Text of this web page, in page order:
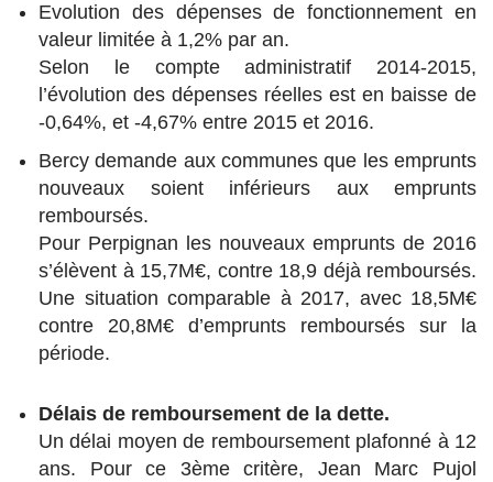
Evolution des dépenses de fonctionnement en
valeur limitée à 1,2% par an.
Selon le compte administratif 2014-2015,
l’évolution des dépenses réelles est en baisse de
-0,64%, et -4,67% entre 2015 et 2016.
Bercy demande aux communes que les emprunts
nouveaux soient inférieurs aux emprunts
remboursés.
Pour Perpignan les nouveaux emprunts de 2016
s’élèvent à 15,7M€, contre 18,9 déjà remboursés.
Une situation comparable à 2017, avec 18,5M€
contre 20,8M€ d’emprunts remboursés sur la
période.
Délais de remboursement de la dette.
Un délai moyen de remboursement plafonné à 12
ans. Pour ce 3ème critère, Jean Marc Pujol